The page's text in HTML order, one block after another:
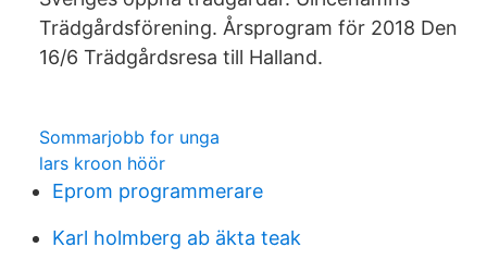
Trädgårdsförening. Årsprogram för 2018 Den
16/6 Trädgårdsresa till Halland.
Sommarjobb for unga
lars kroon höör
Eprom programmerare
Karl holmberg ab äkta teak